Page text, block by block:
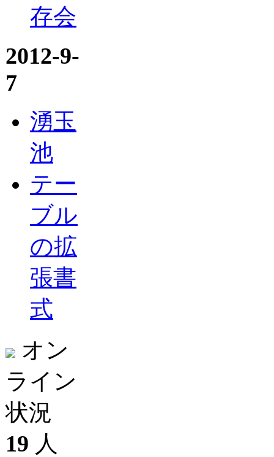
存会
2012-9-
7
湧玉
池
テー
ブル
の拡
張書
式
オン
ライン
状況
19 人